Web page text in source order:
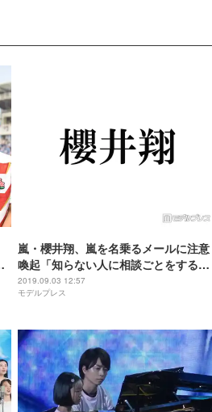
嵐・櫻井翔、嵐を名乗るメールに注意
喚起「知らない人に相談ごとをするよ
うなメンタルの持ち主はいない」
2019.09.03 12:57
モデルプレス